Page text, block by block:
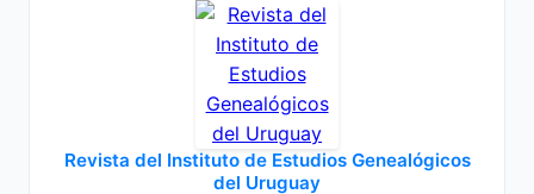
Revista del Instituto de Estudios Genealógicos
del Uruguay